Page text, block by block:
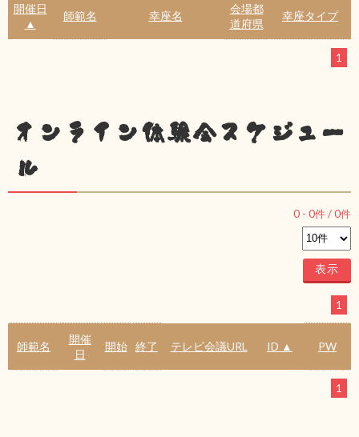
開催日
▲
師範名 幸座名
会場都
道府県
幸座タイプ
1
オンライン体験会スケジュー
ル
0 - 0件 /0件
1
師範名
開催
日
開始 終了 テレビ会議URL ID ▲ PW
1